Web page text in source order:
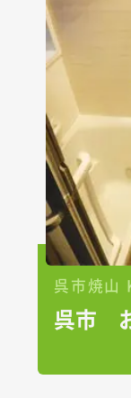
呉市焼山
呉市